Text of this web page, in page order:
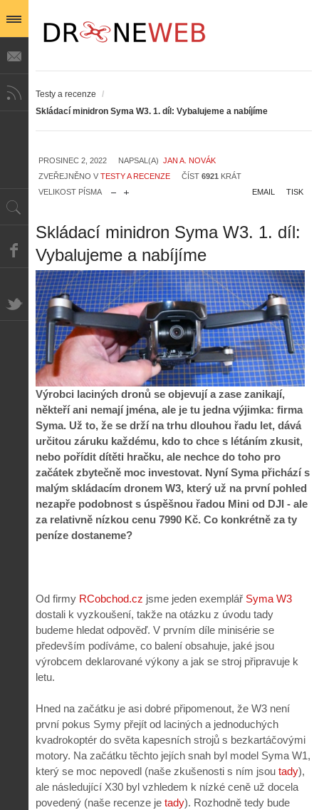
Testy a recenze
/
Skládací minidron Syma W3. 1. díl: Vybalujeme a nabíjíme
PROSINEC 2, 2022 NAPSAL(A) JAN A. NOVÁK
ZVEŘEJNĚNO V TESTY A RECENZE ČÍST 6921 KRÁT
VELIKOST PÍSMA
TISK
EMAIL
Skládací minidron Syma W3. 1. díl:
Vybalujeme a nabíjíme
Výrobci laciných dronů se objevují a zase zanikají,
někteří ani nemají jména, ale je tu jedna výjimka: firma
Syma. Už to, že se drží na trhu dlouhou řadu let, dává
určitou záruku každému, kdo to chce s létáním zkusit,
nebo pořídit dítěti hračku, ale nechce do toho pro
začátek zbytečně moc investovat. Nyní Syma přichází s
malým skládacím dronem W3, který už na první pohled
nezapře podobnost s úspěšnou řadou Mini od DJI - ale
za relativně nízkou cenu 7990 Kč. Co konkrétně za ty
peníze dostaneme?
Od firmy RCobchod.cz jsme jeden exemplář Syma W3
dostali k vyzkoušení, takže na otázku z úvodu tady
budeme hledat odpověď. V prvním díle minisérie se
především podíváme, co balení obsahuje, jaké jsou
výrobcem deklarované výkony a jak se stroj připravuje k
letu.
Hned na začátku je asi dobré připomenout, že W3 není
první pokus Symy přejít od laciných a jednoduchých
kvadrokoptér do světa kapesních strojů s bezkartáčovými
motory. Na začátku těchto jejích snah byl model Syma W1,
který se moc nepovedl (naše zkušenosti s ním jsou tady),
ale následující X30 byl vzhledem k nízké ceně už docela
povedený (naše recenze je tady). Rozhodně tedy bude